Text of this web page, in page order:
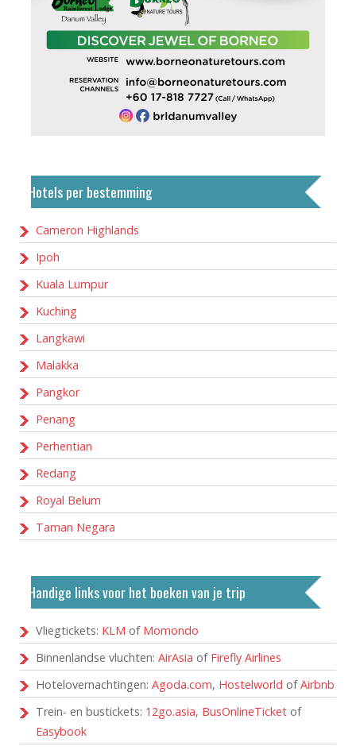
Hotels per bestemming
Cameron Highlands
Ipoh
Kuala Lumpur
Kuching
Langkawi
Malakka
Pangkor
Penang
Perhentian
Redang
Royal Belum
Taman Negara
Handige links voor het boeken van je trip
Vliegtickets: KLM of Momondo
Binnenlandse vluchten: AirAsia of Firefly Airlines
Hotelovernachtingen: Agoda.com, Hostelworld ofAirbnb
Trein- en bustickets: 12go.asia, BusOnlineTicket of
Easybook